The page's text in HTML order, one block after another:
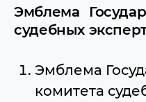
Эмблема
судебных
Эмблема
комитета